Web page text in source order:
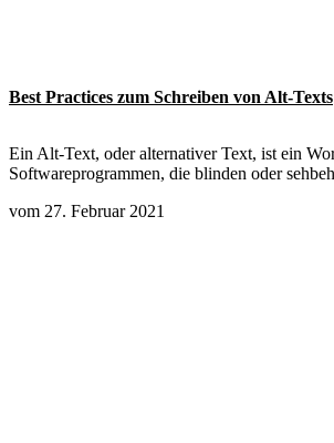
Best Practices zum Schreiben von Alt-Texts
Ein Alt-Text, oder alternativer Text, ist ein
Softwareprogrammen, die blinden oder
vom 27. Februar 2021